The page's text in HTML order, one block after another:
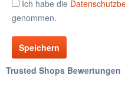
Ich habe die
genommen.
Speichern
Trusted Shops Bewertungen